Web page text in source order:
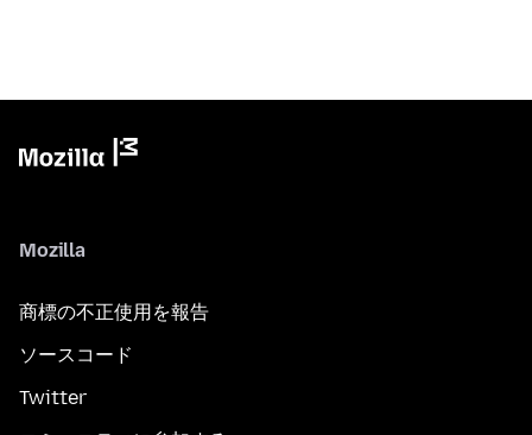
Mozilla
商標の不正使用を報告
ソースコード
Twitter